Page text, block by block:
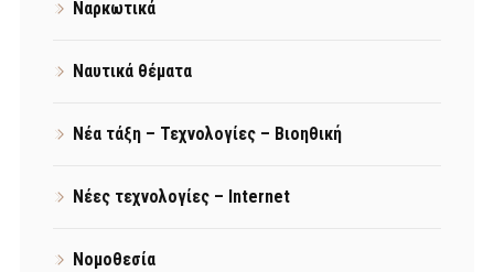
Ναρκωτικά
Ναυτικά θέματα
Νέα τάξη – Τεχνολογίες – Βιοηθική
Νέες τεχνολογίες – Internet
Νομοθεσία